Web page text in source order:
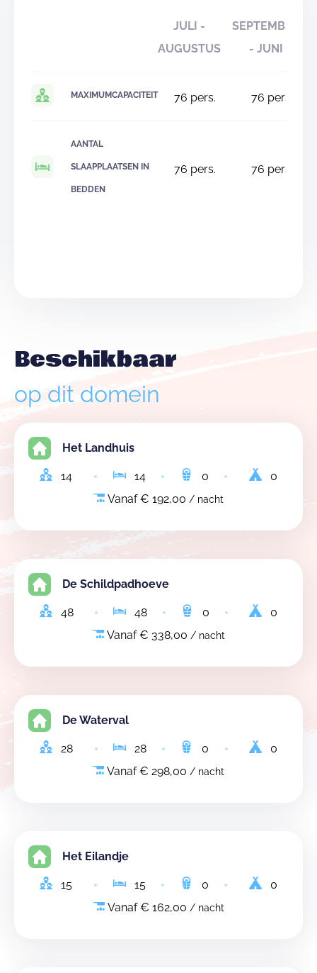
JULI -
AUGUSTUS
SEPTEMBER
- JUNI
MAXIMUMCAPACITEIT 76 pers. 76 pers.
AANTAL
SLAAPPLAATSEN IN
BEDDEN
76 pers. 76 pers.
Beschikbaar
op dit domein
Het Landhuis
14 14 0
0
Vanaf € 192,00 / nacht
De Schildpadhoeve
48 48 0
0
Vanaf € 338,00 / nacht
De Waterval
28 28 0
0
Vanaf € 298,00 / nacht
Het Eilandje
15 15 0
0
Vanaf € 162,00 / nacht